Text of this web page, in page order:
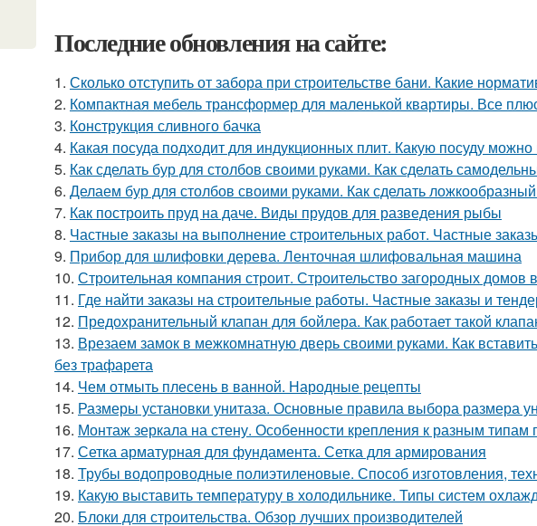
Последние обновления на сайте:
1. Сколько отступить от забора при строительстве бани. Какие
2. Компактная мебель трансформер для маленькой квартиры. Все
3. Конструкция сливного бачка
4. Какая посуда подходит для индукционных плит. Какую посуду
5. Как сделать бур для столбов своими руками. Как сделать
6. Делаем бур для столбов своими руками. Как сделать
7. Как построить пруд на даче. Виды прудов для разведения рыбы
8. Частные заказы на выполнение строительных работ. Частные
9. Прибор для шлифовки дерева. Ленточная шлифовальная машина
10. Строительная компания строит. Строительство загородных домов
11. Где найти заказы на строительные работы. Частные заказы и
12. Предохранительный клапан для бойлера. Как работает такой
13. Врезаем замок в межкомнатную дверь своими руками. Как
без трафарета
14. Чем отмыть плесень в ванной. Народные рецепты
15. Размеры установки унитаза. Основные правила выбора размера
16. Монтаж зеркала на стену. Особенности крепления к разным типам
17. Сетка арматурная для фундамента. Сетка для армирования
18. Трубы водопроводные полиэтиленовые. Способ изготовления,
19. Какую выставить температуру в холодильнике. Типы систем
20. Блоки для строительства. Обзор лучших производителей